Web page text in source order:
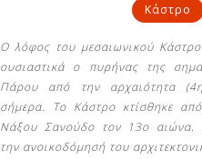
Κάστρο
Ο λόφος του μεσαιωνικού
ουσιαστικά ο πυρήνας της
Πάρου από την αρχαιότητα
σήμερα. Το Κάστρο κτίσθηκε
Νάξου Σανούδο τον 13ο αιώνα.
την ανοικοδόμησή του